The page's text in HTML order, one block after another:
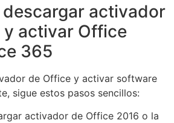
descargar activador
y activar Office
365
de Office y activar software
sigue estos pasos sencillos:
activador de Office 2016 o la